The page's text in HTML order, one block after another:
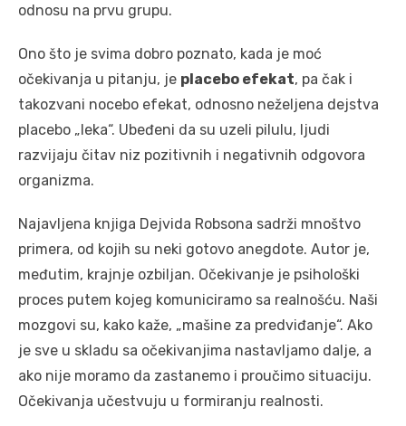
odnosu na prvu grupu.
Ono što je svima dobro poznato, kada je moć
očekivanja u pitanju, je placebo efekat, pa čak i
takozvani nocebo efekat, odnosno neželjena dejstva
placebo „leka“. Ubeđeni da su uzeli pilulu, ljudi
razvijaju čitav niz pozitivnih i negativnih odgovora
organizma.
Najavljena knjiga Dejvida Robsona sadrži mnoštvo
primera, od kojih su neki gotovo anegdote. Autor je,
međutim, krajnje ozbiljan. Očekivanje je psihološki
proces putem kojeg komuniciramo sa realnošću. Naši
mozgovi su, kako kaže, „mašine za predviđanje“. Ako
je sve u skladu sa očekivanjima nastavljamo dalje, a
ako nije moramo da zastanemo i proučimo situaciju.
Očekivanja učestvuju u formiranju realnosti.